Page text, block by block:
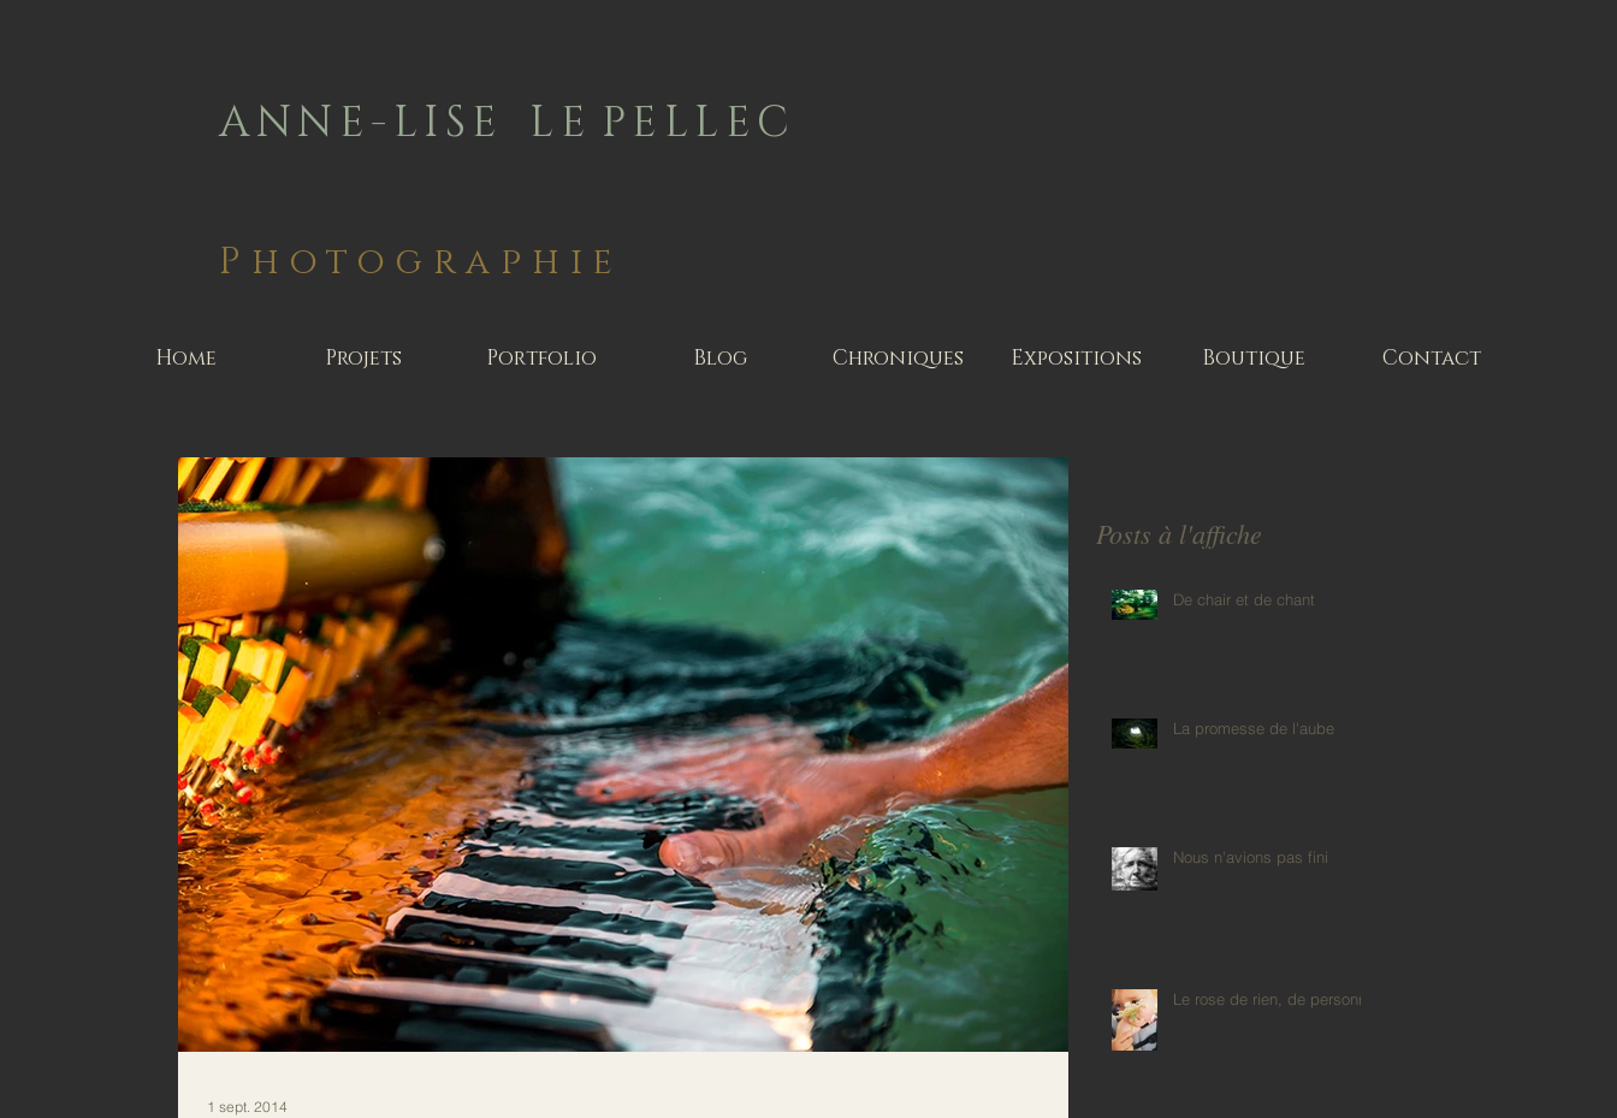
A N N E - L I S E L E P E L L E C
Photographie
Home Projets Portfolio Blog Chroniques Expositions Boutique Contact
1 sept. 2014
Posts à l'affiche
De chair et de chant
La promesse de l'aube
Nous n'avions pas fini
Le rose de rien, de personne